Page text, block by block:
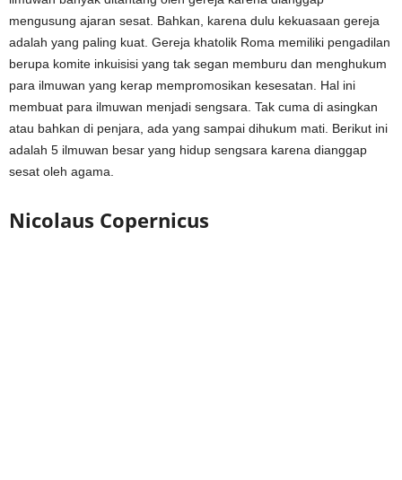
mengusung ajaran sesat. Bahkan, karena dulu kekuasaan gereja
adalah yang paling kuat. Gereja khatolik Roma memiliki pengadilan
berupa komite inkuisisi yang tak segan memburu dan menghukum
para ilmuwan yang kerap mempromosikan kesesatan. Hal ini
membuat para ilmuwan menjadi sengsara. Tak cuma di asingkan
atau bahkan di penjara, ada yang sampai dihukum mati. Berikut ini
adalah 5 ilmuwan besar yang hidup sengsara karena dianggap
sesat oleh agama.
Nicolaus Copernicus